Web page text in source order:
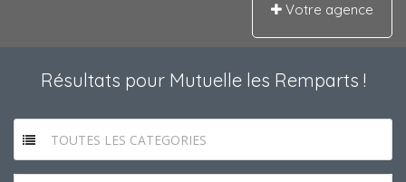
Votre agence
Résultats pour Mutuelle les Remparts !
TOUTES LES CATEGORIES